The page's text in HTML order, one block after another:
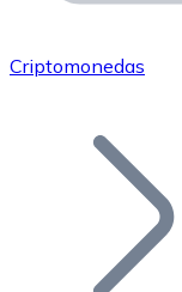
Únete a
Añade tu
Criptomonedas